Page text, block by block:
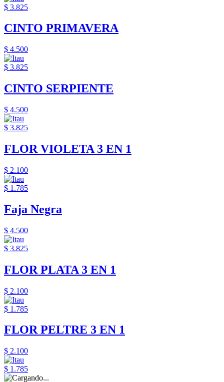
$ 3.825
CINTO PRIMAVERA
$ 4.500
$ 3.825
CINTO SERPIENTE
$ 4.500
$ 3.825
FLOR VIOLETA 3 EN 1
$ 2.100
$ 1.785
Faja Negra
$ 4.500
$ 3.825
FLOR PLATA 3 EN 1
$ 2.100
$ 1.785
FLOR PELTRE 3 EN 1
$ 2.100
$ 1.785